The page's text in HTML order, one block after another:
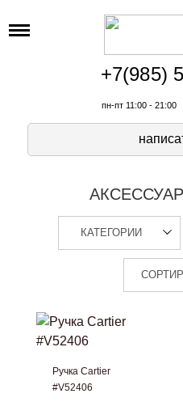
+7(985)
пн-пт 11:00 - 21:00
КАТЕГОРИИ
Ручка Cartier
#V52406